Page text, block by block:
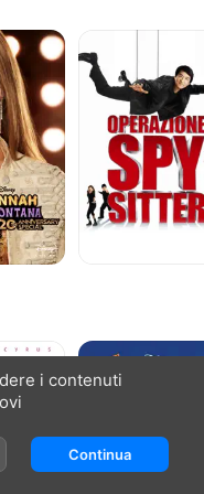
Spy
Sitter
Hannah
and
Best
of
Both
i contenuti
Continua